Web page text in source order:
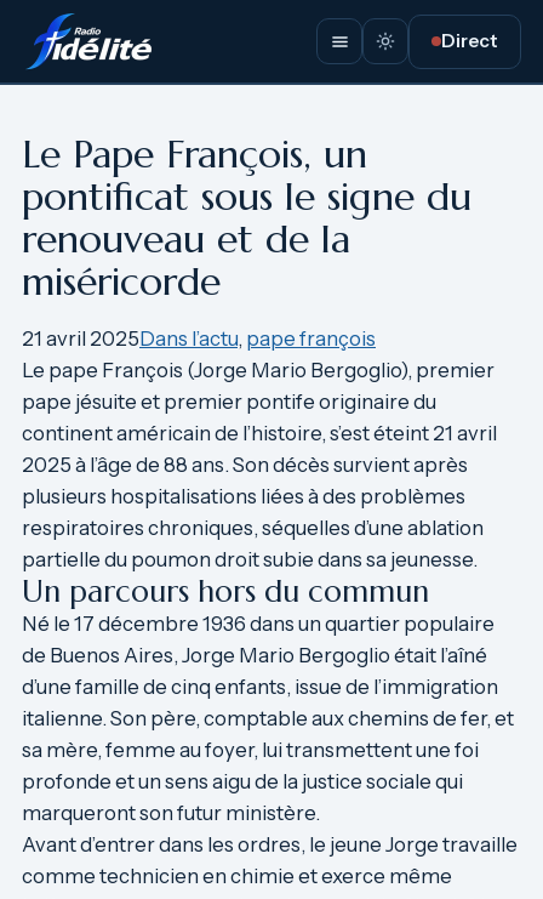
contenu
Direct
Le Pape François, un
pontificat sous le signe du
renouveau et de la
miséricorde
21 avril 2025Dans l’actu, pape françois
Le pape François (Jorge Mario Bergoglio), premier
pape jésuite et premier pontife originaire du
continent américain de l’histoire, s’est éteint 21 avril
2025 à l’âge de 88 ans. Son décès survient après
plusieurs hospitalisations liées à des problèmes
respiratoires chroniques, séquelles d’une ablation
partielle du poumon droit subie dans sa jeunesse.
Un parcours hors du commun
Né le 17 décembre 1936 dans un quartier populaire
de Buenos Aires, Jorge Mario Bergoglio était l’aîné
d’une famille de cinq enfants, issue de l’immigration
italienne. Son père, comptable aux chemins de fer, et
sa mère, femme au foyer, lui transmettent une foi
profonde et un sens aigu de la justice sociale qui
marqueront son futur ministère.
Avant d’entrer dans les ordres, le jeune Jorge travaille
comme technicien en chimie et exerce même